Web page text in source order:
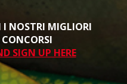
I NOSTRI MIGLIORI
SIGN UP HERE